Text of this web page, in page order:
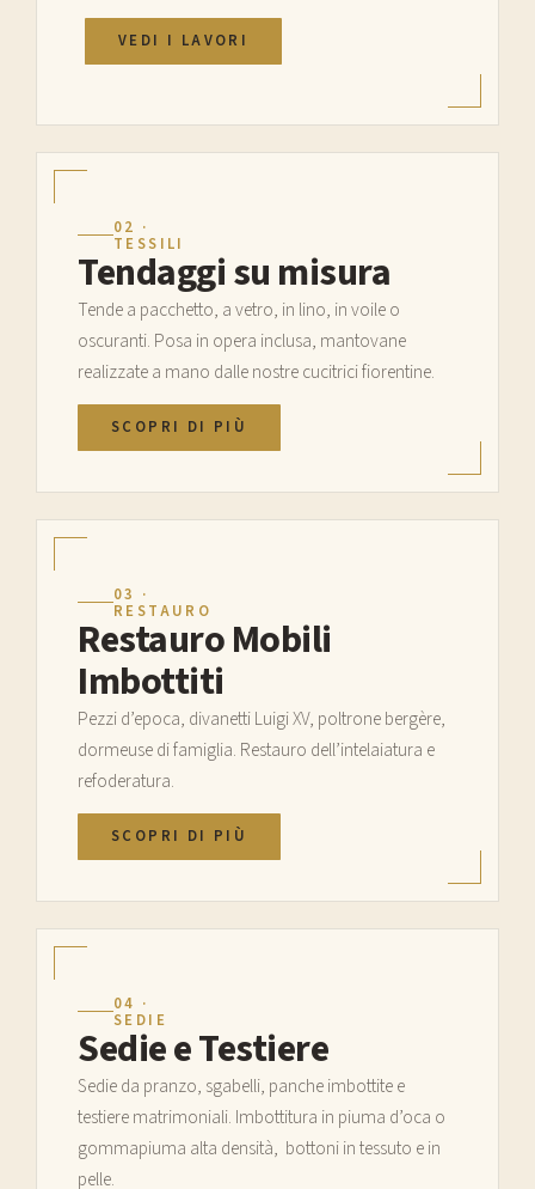
VEDI I LAVORI
02 ·
TESSILI
Tendaggi su misura
Tende a pacchetto, a vetro, in lino, in voile o
oscuranti. Posa in opera inclusa, mantovane
realizzate a mano dalle nostre cucitrici fiorentine.
SCOPRI DI PIÙ
03 ·
RESTAURO
Restauro Mobili
Imbottiti
Pezzi d’epoca, divanetti Luigi XV, poltrone bergère,
dormeuse di famiglia. Restauro dell’intelaiatura e
refoderatura.
SCOPRI DI PIÙ
04 ·
SEDIE
Sedie e Testiere
Sedie da pranzo, sgabelli, panche imbottite e
testiere matrimoniali. Imbottitura in piuma d’oca o
gommapiuma alta densità, bottoni in tessuto e in
pelle.